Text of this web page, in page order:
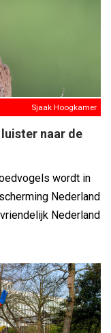
Sjaak Hoogkamer
naar de
wordt in
Nederland
Nederland